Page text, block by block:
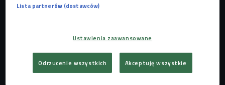
- Około 25 procent osób, które objęliśmy badaniem o
sytuacji osób LGBT+ w Polsce, nigdy się nie ujawniła -
Lista partnerów (dostawców)
Ustawienia zaawansowane
Odrzucenie wszystkich Akceptuję wszystkie